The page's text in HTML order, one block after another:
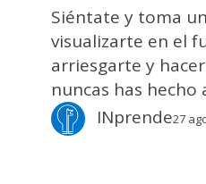
propósito
Siéntate y toma
visualizarte en el
arriesgarte y
nuncas has hecho
INprende27